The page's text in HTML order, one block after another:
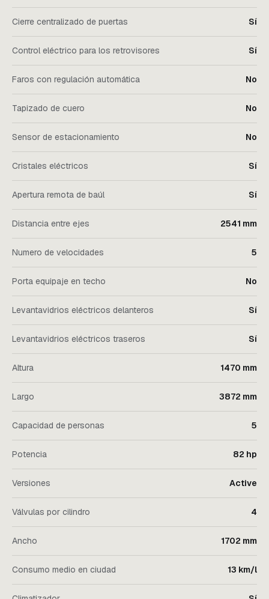
Cierre centralizado de puertas Sí
Control eléctrico para los retrovisores Sí
Faros con regulación automática No
Tapizado de cuero No
Sensor de estacionamiento No
Cristales eléctricos Sí
Apertura remota de baúl Sí
Distancia entre ejes 2541 mm
Numero de velocidades 5
Porta equipaje en techo No
Levantavidrios eléctricos delanteros Sí
Levantavidrios eléctricos traseros Sí
Altura 1470 mm
Largo 3872 mm
Capacidad de personas 5
Potencia 82 hp
Versiones Active
Válvulas por cilindro 4
Ancho 1702 mm
Consumo medio en ciudad 13 km/l